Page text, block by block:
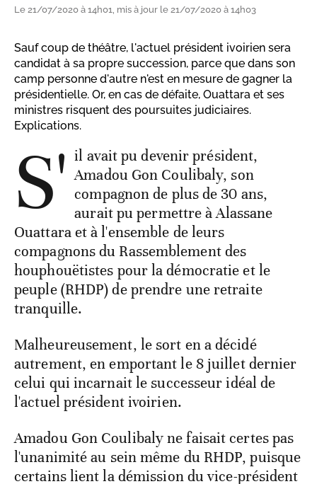
Le 21/07/2020 à 14h01, mis à jour le 21/07/2020 à 14h03
Sauf coup de théâtre, l'actuel président ivoirien sera
candidat à sa propre succession, parce que dans son
camp personne d'autre n'est en mesure de gagner la
présidentielle. Or, en cas de défaite, Ouattara et ses
ministres risquent des poursuites judiciaires.
Explications.
S' il avait pu devenir président,
Amadou Gon Coulibaly, son
compagnon de plus de 30 ans,
aurait pu permettre à Alassane
Ouattara et à l'ensemble de leurs
compagnons du Rassemblement des
houphouëtistes pour la démocratie et le
peuple (RHDP) de prendre une retraite
tranquille.
Malheureusement, le sort en a décidé
autrement, en emportant le 8 juillet dernier
celui qui incarnait le successeur idéal de
l'actuel président ivoirien.
Amadou Gon Coulibaly ne faisait certes pas
l'unanimité au sein même du RHDP, puisque
certains lient la démission du vice-président